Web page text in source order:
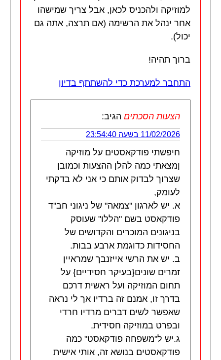
למוזיקה ולהכניס לכאן, אבל צריך שמישהו
אחר ינהל את הרשימה (אם תרצה, אתה גם
יכול).
ברוך תהיה!
התחבר למערכת כדי להשתתף בדיון
הצעות הסכתים הגיב:
11/02/2026 בשעה 23:54:40
חיפשתי פודקאסטים על מוזיקה
ןמצאתי כמה להלן ההצעות וכמובן
שצרוך לבדוק אותם כי אני לא בדקתי
לעומק,
א. יש לארגון "צמאה" של ניגוני חב"ד
פודקאסט בשם "הללו" שעוסק
בניגונים המוכרים והקדושים של
החסידות כדוגמת ארבע בבות.
ב. יש את הרשי אייזנבך שמראיין
זמרים שונים{בעיקר חסידיים} על
תחום המוזיקה ועל ראשית דרכם
בדרך זו, אמנם זה ברדיו אך לי נראה
שאפשר לשים דברים מרדיו חרדי
ובפרט במוזיקה חסידית.
ג.יש ל"משפחה פודקאסט" כמה
פודקאסטים בנושא זה, אותי אישית